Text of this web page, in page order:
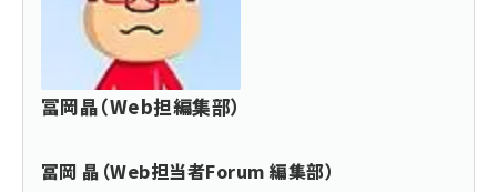
冨岡晶（Web担編集部）
冨岡 晶（Web担当者Forum 編集部）